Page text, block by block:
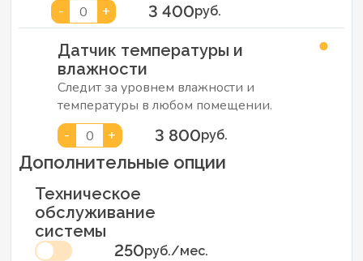
-
0 + 3 400руб.
Датчик температуры и
влажности
Следит за уровнем влажности и
температуры в любом помещении.
-
0 + 3 800руб.
Дополнительные опции
Техническое
обслуживание
системы
250руб./мес.